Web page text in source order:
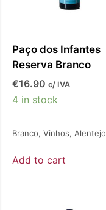
Paço dos Infantes
Reserva Branco
€16.90 c/ IVA
4 in stock
Branco, Vinhos, Alentejo
Add to cart